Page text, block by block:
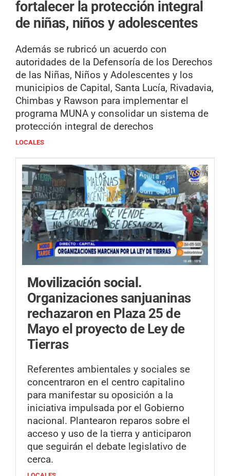
fortalecer la protección integral
de niñas, niños y adolescentes
Además se rubricó un acuerdo con
autoridades de la Defensoría de los Derechos
de las Niñas, Niños y Adolescentes y los
municipios de Capital, Santa Lucía, Rivadavia,
Chimbas y Rawson para implementar el
programa MUNA y consolidar un sistema de
protección integral de derechos
LOCALES
Movilización social.
Organizaciones sanjuaninas
rechazaron en Plaza 25 de
Mayo el proyecto de Ley de
Tierras
Referentes ambientales y sociales se
concentraron en el centro capitalino
para manifestar su oposición a la
iniciativa impulsada por el Gobierno
nacional. Plantearon reparos sobre el
acceso y uso de la tierra y anticiparon
que seguirán el debate legislativo de
cerca.